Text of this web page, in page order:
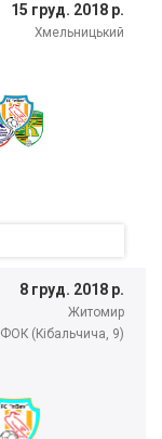
15 груд. 2018 р.
Хмельницький
8 груд. 2018 р.
Житомир
ФОК (Кібальчича, 9)